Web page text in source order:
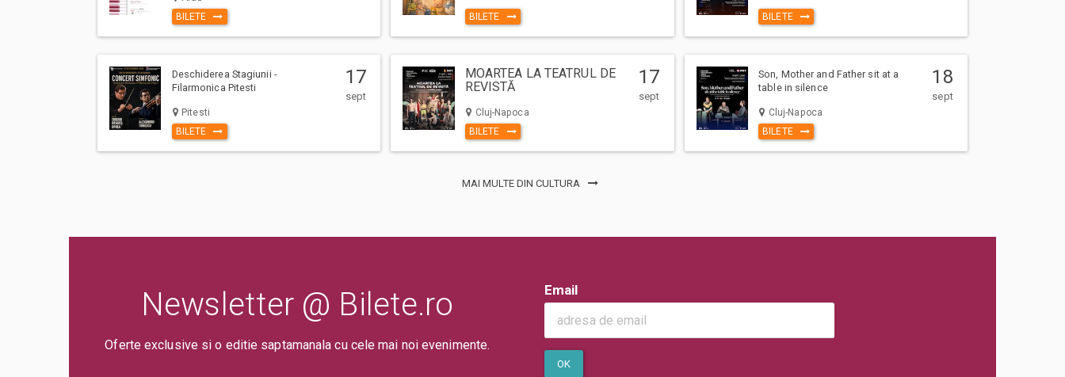
BILETE
BILETE BILETE
Deschiderea Stagiunii -
Filarmonica Pitesti
Pitesti
BILETE
17
sept
MOARTEA LA TEATRUL DE
REVISTĂ
Cluj-Napoca
BILETE
17
sept
Son, Mother and Father sit at a
table in silence
Cluj-Napoca
BILETE
18
sept
MAI MULTE DIN CULTURA
Newsletter @ Bilete.ro
Oferte exclusive si o editie saptamanala cu cele mai noi evenimente.
Email
OK